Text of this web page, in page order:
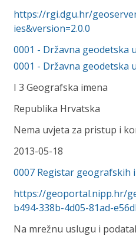
https://rgi.dgu.hr/
ies&version=2.0.0
0001 - Državna geodetska
0001 - Državna geodetska
I 3 Geografska imena
Republika Hrvatska
Nema uvjeta za pristup i
2013-05-18
0007 Registar geografskih
https://geoportal.nipp.hr/
b494-338b-4d05-81ad-
Na mrežnu uslugu i